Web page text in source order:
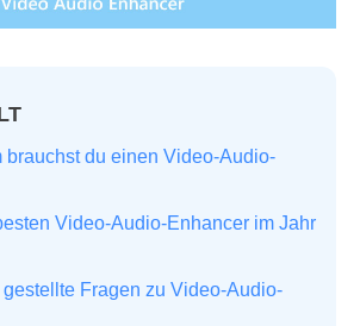
brauchst du einen Video-Audio-
Video-Audio-Enhancer im Jahr
Fragen zu Video-Audio-